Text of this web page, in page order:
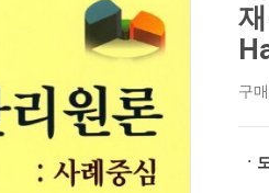
구
ㆍ